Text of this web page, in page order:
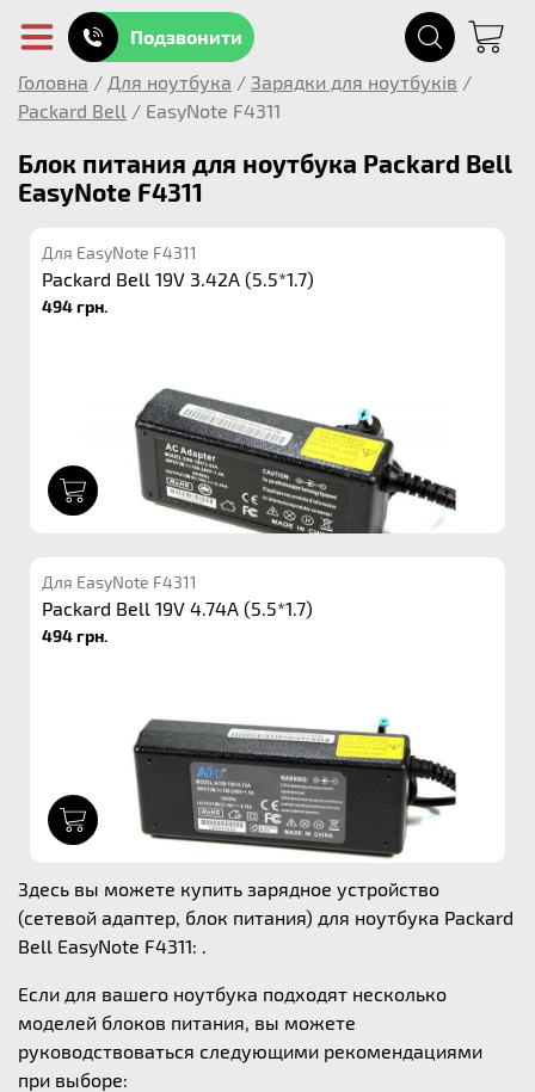
Подзвонити
Головна / Для ноутбука / Зарядки для ноутбуків /
Packard Bell / EasyNote F4311
Блок питания для ноутбука Packard Bell
EasyNote F4311
Для EasyNote F4311
Packard Bell 19V 3.42A (5.5*1.7)
494 грн.
Для EasyNote F4311
Packard Bell 19V 4.74A (5.5*1.7)
494 грн.
Здесь вы можете купить зарядное устройство
(сетевой адаптер, блок питания) для ноутбука Packard
Bell EasyNote F4311: .
Если для вашего ноутбука подходят несколько
моделей блоков питания, вы можете
руководствоваться следующими рекомендациями
при выборе: